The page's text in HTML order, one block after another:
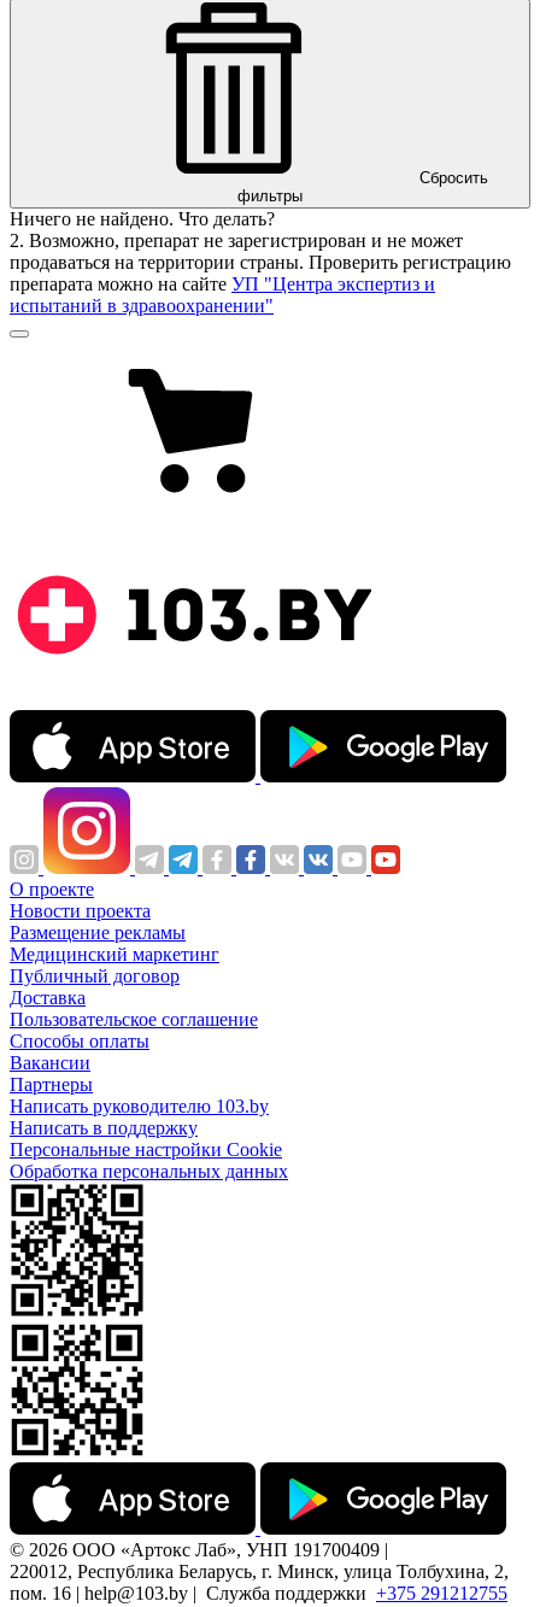
Сбросить
фильтры
Ничего не найдено. Что делать?
2. Возможно, препарат не зарегистрирован и не может
продаваться на территории страны. Проверить регистрацию
препарата можно на сайте УП "Центра экспертиз и
испытаний в здравоохранении"
О проекте
Новости проекта
Размещение рекламы
Медицинский маркетинг
Публичный договор
Доставка
Пользовательское соглашение
Способы оплаты
Вакансии
Партнеры
Написать руководителю 103.by
Написать в поддержку
Персональные настройки Cookie
Обработка персональных данных
© 2026 ООО «Артокс Лаб», УНП 191700409 |
220012, Республика Беларусь, г. Минск, улица Толбухина, 2,
пом. 16 | help@103.by | Служба поддержки +375 291212755